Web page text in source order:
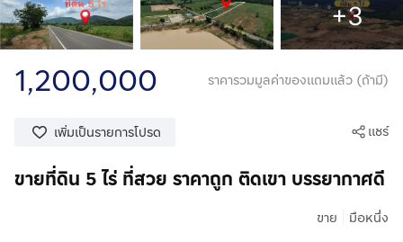
+3
1,200,000 ราคารวมมูลค่าของแถมแล้ว (ถ้ามี)
เพิ่มเป็นรายการโปรด แชร์
ขายที่ดิน 5 ไร่ ที่สวย ราคาถูก ติดเขา บรรยากาศดี
ขาย มือหนึ่ง